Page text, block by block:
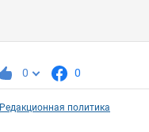
0 0
Редакционная политика